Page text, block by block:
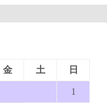
金 土 日
1